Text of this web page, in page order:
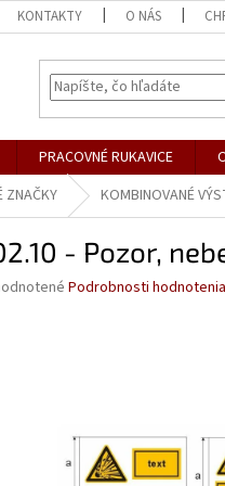
KONTAKTY O NÁS
PRACOVNÉ RUKAVICE
ZNAČKY KOMBINOVANÉ
- Pozor,
Podrobnosti hodnotenia